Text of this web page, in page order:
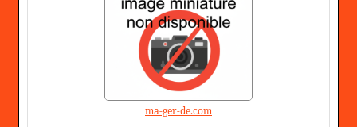
ma-ger-de.com